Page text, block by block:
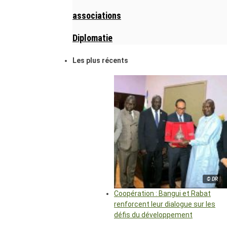
associations
Diplomatie
Les plus récents
© DR
Coopération : Bangui et Rabat
renforcent leur dialogue sur les
défis du développement